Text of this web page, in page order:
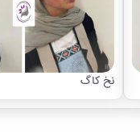
نخ کاگ